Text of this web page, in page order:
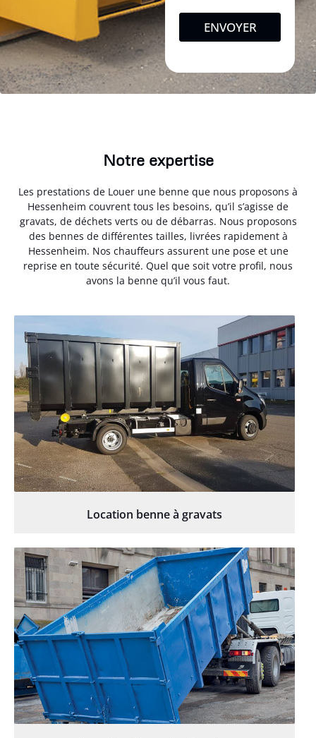
ENVOYER
Notre expertise
Les prestations de Louer une benne que nous proposons à
Hessenheim couvrent tous les besoins, qu’il s’agisse de
gravats, de déchets verts ou de débarras. Nous proposons
des bennes de différentes tailles, livrées rapidement à
Hessenheim. Nos chauffeurs assurent une pose et une
reprise en toute sécurité. Quel que soit votre profil, nous
avons la benne qu’il vous faut.
Location benne à gravats